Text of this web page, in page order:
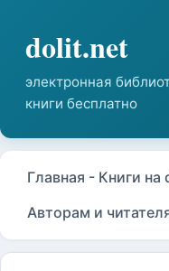
Главная - Книги на
Авторам и